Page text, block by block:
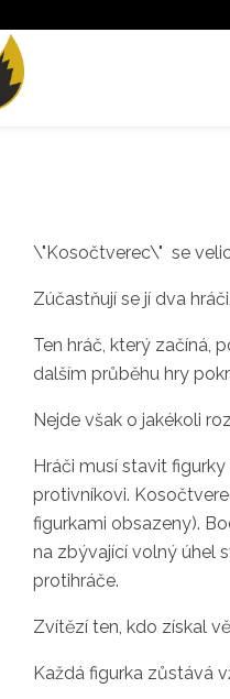
\"Kosočtverec\" se
Zúčastňují se jí dva
Ten hráč, který začíná,
dalším průběhu hry
Nejde však o jakékoli
Hráči musí stavit
protivníkovi.
figurkami obsazeny).
na zbývající volný úhel
protihráče.
Zvítězí ten, kdo získal
Každá figurka zůstává